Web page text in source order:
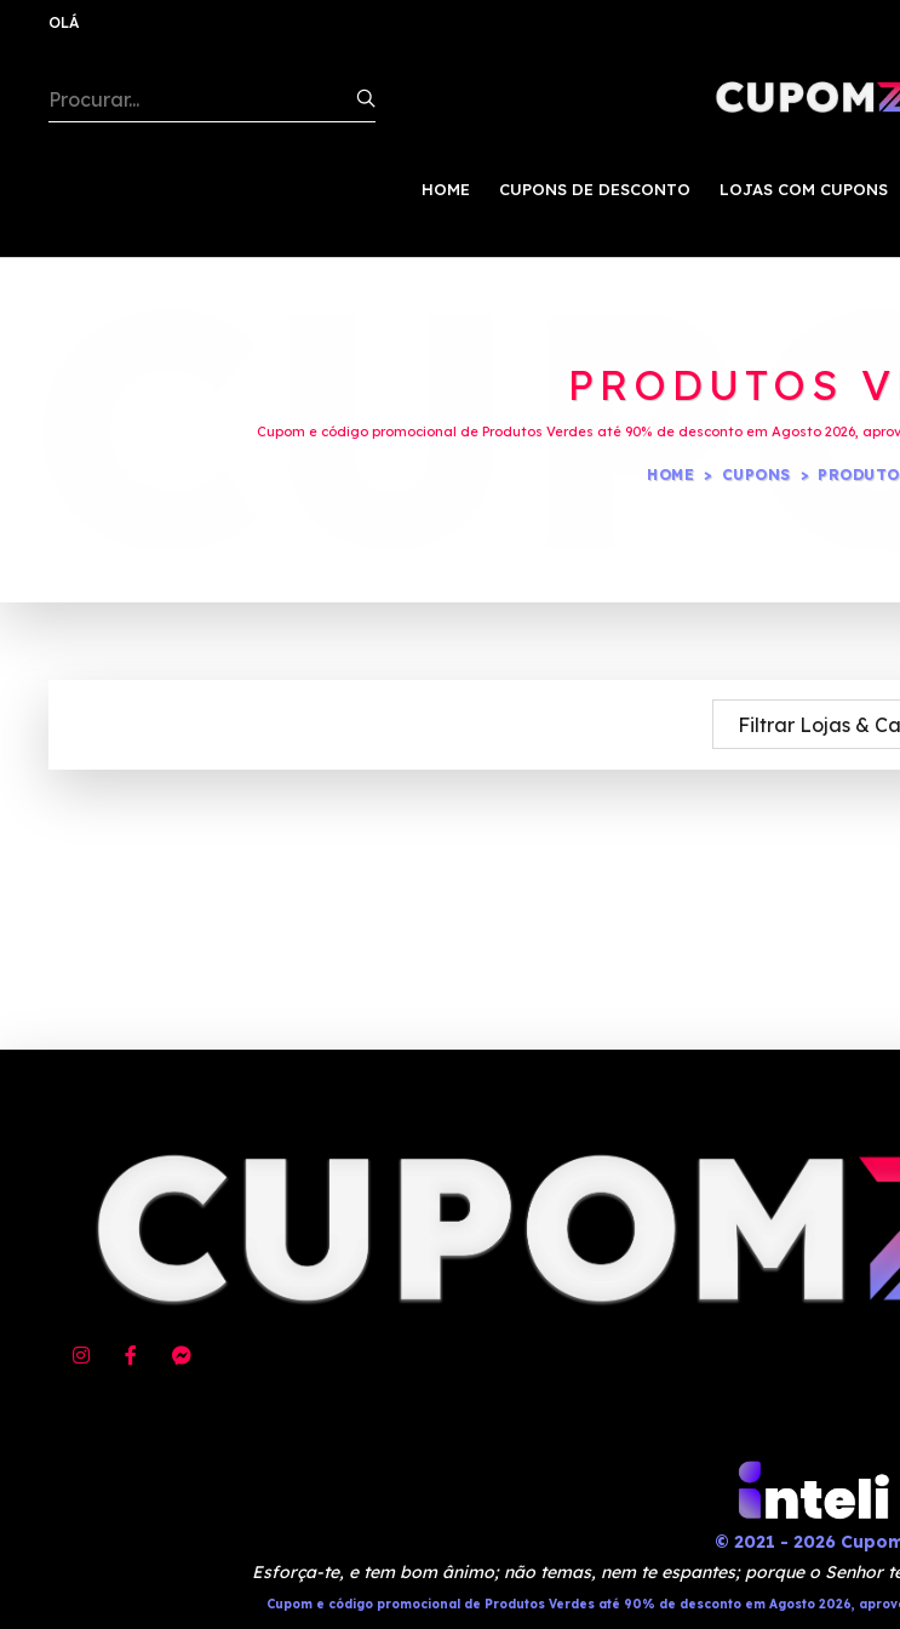
OLÁ
HOME CUPONS DE DESCONTO LOJAS COM CUPONS
PRODUTOS
Cupom e código promocional de Produtos Verdes até 90% de desconto em Agosto 2026,
HOME CUPONS
Filtrar Lojas &
© 2021 - 2026
Esforça-te, e tem bom ânimo; não temas, nem te espantes; porque o Senhor
Cupom e código promocional de Produtos Verdes até 90% de desconto em Agosto 2026,